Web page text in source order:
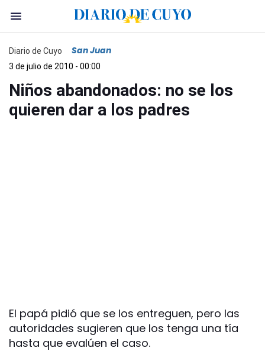
Diario de Cuyo San Juan
3 de julio de 2010 - 00:00
Niños abandonados: no se los
quieren dar a los padres
El papá pidió que se los entreguen, pero las
autoridades sugieren que los tenga una tía
hasta que evalúen el caso.